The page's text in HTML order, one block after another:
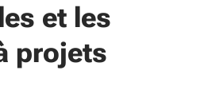
et les
projets